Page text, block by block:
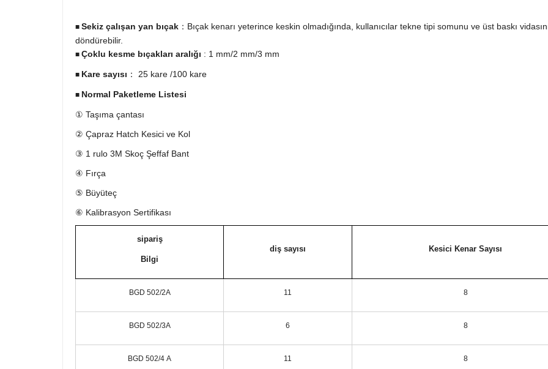
■ Sekiz çalışan yan bıçak ：Bıçak kenarı yeterince keskin olmadığında, kullanıcılar tekne tipi somunu ve üst baskı
döndürebilir.
■ Çoklu kesme bıçakları aralığı : 1 mm/2 mm/3 mm
■ Kare sayısı ： 25 kare /100 kare
■ Normal Paketleme Listesi
① Taşıma çantası
② Çapraz Hatch Kesici ve Kol
③ 1 rulo 3M Skoç Şeffaf Bant
④ Fırça
⑤ Büyüteç
⑥ Kalibrasyon Sertifikası
sipariş
Bilgi
diş sayısı Kesici Kenar Sayısı
BGD 502/2A 11 8
BGD 502/3A 6 8
BGD 502/4 A 11 8